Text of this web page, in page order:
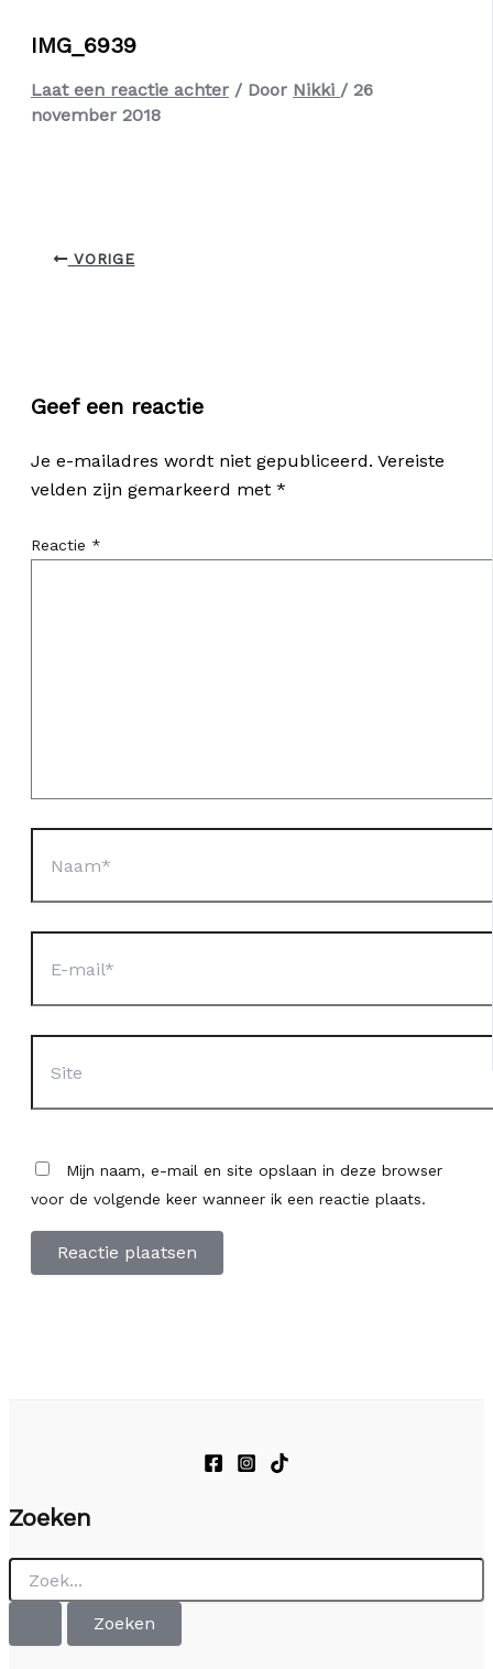
IMG_6939
Laat een reactie achter / Door Nikki / 26
november 2018
VORIGE
Geef een reactie
Je e-mailadres wordt niet gepubliceerd. Vereiste
velden zijn gemarkeerd met *
Reactie *
mail*
Mijn naam, e-mail en site opslaan in deze browser
voor de volgende keer wanneer ik een reactie plaats.
Zoeken
Zoek
naar: